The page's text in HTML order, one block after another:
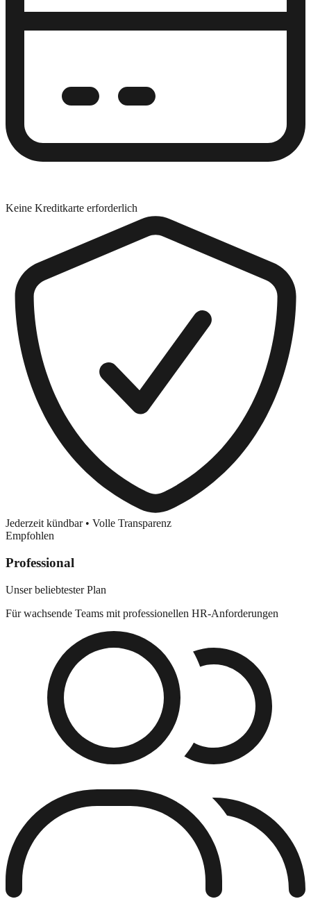
Keine Kreditkarte erforderlich
Jederzeit kündbar • Volle Transparenz
Empfohlen
Professional
Unser beliebtester Plan
Für wachsende Teams mit professionellen HR-Anforderungen